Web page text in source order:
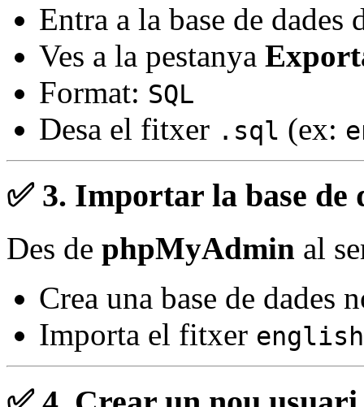
Entra a la base de dades
Ves a la pestanya
Format: SQL
Desa el fitxer .sql (ex:
✅ 3. Importar la base de
Des de phpMyAdmin al
Crea una base de dades
Importa el fitxer